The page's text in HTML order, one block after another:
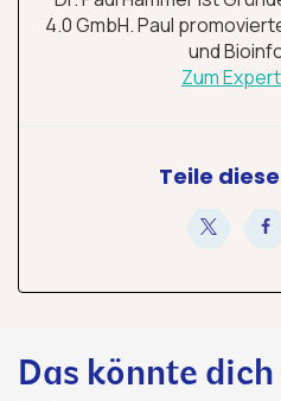
4.0 GmbH. Paul
und
Zum
Teile
Das könnte dich